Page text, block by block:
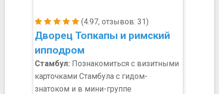
(4.97, отзывов: 31)
Дворец Топкапы и римский
ипподром
Стамбул: Познакомиться с визитными
карточками Стамбула с гидом-
знатоком и в мини-группе